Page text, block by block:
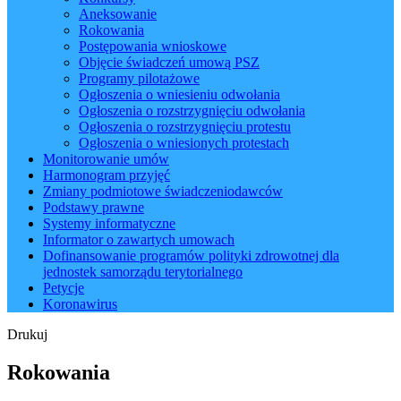
Aneksowanie
Rokowania
Postępowania wnioskowe
Objęcie świadczeń umową PSZ
Programy pilotażowe
Ogłoszenia o wniesieniu odwołania
Ogłoszenia o rozstrzygnięciu odwołania
Ogłoszenia o rozstrzygnięciu protestu
Ogłoszenia o wniesionych protestach
Monitorowanie umów
Harmonogram przyjęć
Zmiany podmiotowe świadczeniodawców
Podstawy prawne
Systemy informatyczne
Informator o zawartych umowach
Dofinansowanie programów polityki zdrowotnej dla
jednostek samorządu terytorialnego
Petycje
Koronawirus
Drukuj
Rokowania